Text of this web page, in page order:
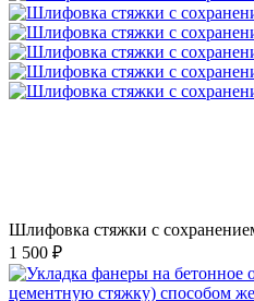
Шлифовка стяжки с
1 500 ₽